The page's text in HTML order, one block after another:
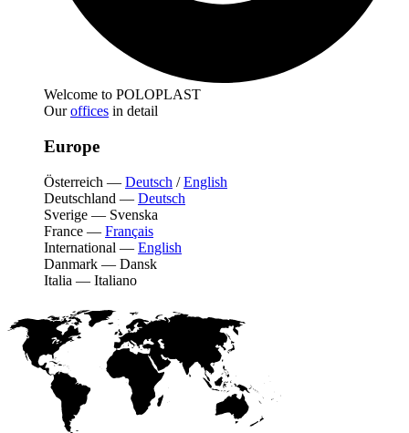
Welcome to POLOPLAST
Ouroffices in detail
Europe
Österreich — Deutsch /English
Deutschland — Deutsch
Sverige — Svenska
France — Français
International — English
Danmark — Dansk
Italia — Italiano